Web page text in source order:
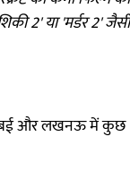
2' या 'मर्डर 2' जैसी
और लखनऊ में कुछ